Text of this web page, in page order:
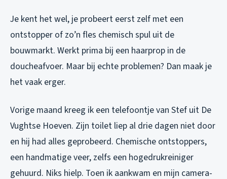
Je kent het wel, je probeert eerst zelf met een
ontstopper of zo’n fles chemisch spul uit de
bouwmarkt. Werkt prima bij een haarprop in de
doucheafvoer. Maar bij echte problemen? Dan maak je
het vaak erger.
Vorige maand kreeg ik een telefoontje van Stef uit De
Vughtse Hoeven. Zijn toilet liep al drie dagen niet door
en hij had alles geprobeerd. Chemische ontstoppers,
een handmatige veer, zelfs een hogedrukreiniger
gehuurd. Niks hielp. Toen ik aankwam en mijn camera-